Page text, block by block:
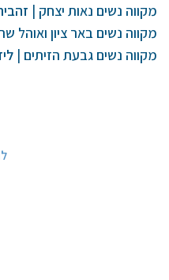
מקווה נשים נאות יצחק |
מקווה נשים באר ציון ואוהל
מקווה נשים גבעת הזיתים |